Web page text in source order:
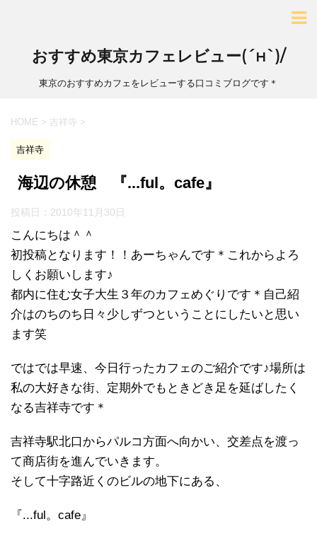
おすすめ東京カフェレビュー(´н`)/
東京のおすすめカフェをレビューする口コミブログです＊
HOME > 吉祥寺 >
吉祥寺
海辺の休憩 『...ful。cafe』
投稿日： 2010年11月30日
こんにちは＾＾
初投稿となります！！あーちゃんです＊これからよろ
しくお願いします♪
都内に住む女子大生３年のカフェめぐりです＊自己紹
介はのちのち日々少しずつということにしたいと思い
ます笑
ではでは早速、今日行ったカフェのご紹介です♪場所は
私の大好きな街、定期外でもときどき足を延ばしたく
なる吉祥寺です＊
吉祥寺駅北口からパルコ方面へ向かい、交差点を渡っ
て商店街を進んでいきます。
そして十字路近くのビルの地下にある、
『...ful。cafe』